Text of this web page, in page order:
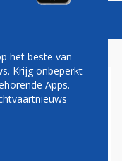
het beste van
Krijg onbeperkt
Apps.